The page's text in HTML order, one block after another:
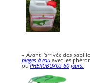
– Avant l’arrivée des
pièges à eauavec les
ouPHEROBUXUS 60 jours.